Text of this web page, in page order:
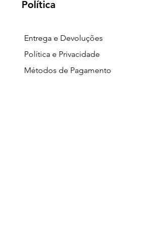
Política
Entrega e Devoluções
Política e Privacidade
Métodos de Pagamento